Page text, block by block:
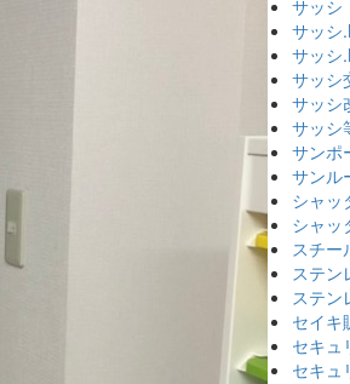
サッシ
サッシ
サッシ
サッシ
サッシ
サッシ
サンポ
サンル
シャッ
シャッ
スチー
ステン
ステン
セイキ
セキュ
セキュ